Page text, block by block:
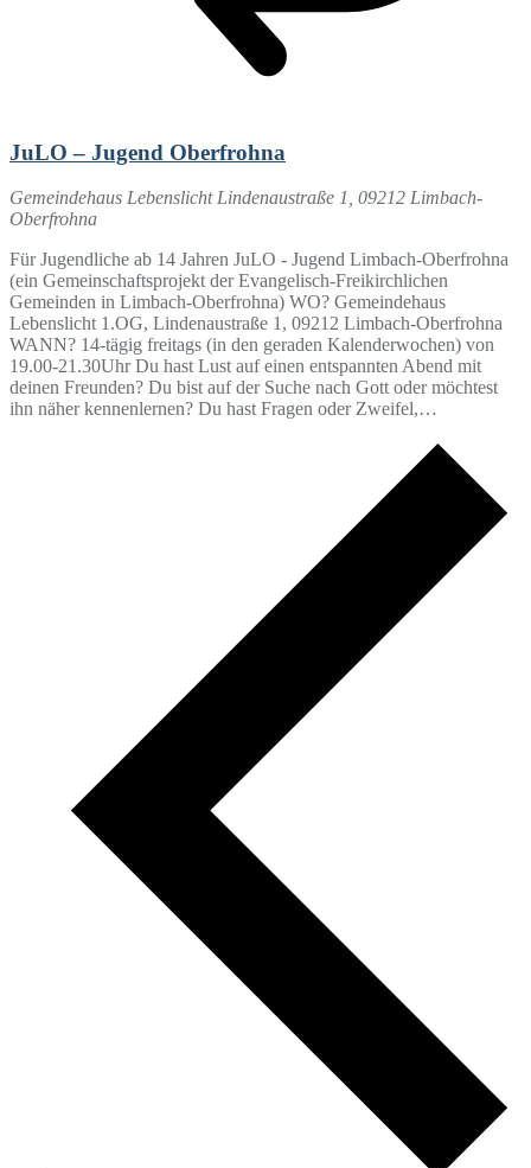
JuLO – Jugend Oberfrohna
Gemeindehaus Lebenslicht Lindenaustraße 1, 09212 Limbach-
Oberfrohna
Für Jugendliche ab 14 Jahren JuLO - Jugend Limbach-Oberfrohna
(ein Gemeinschaftsprojekt der Evangelisch-Freikirchlichen
Gemeinden in Limbach-Oberfrohna) WO? Gemeindehaus
Lebenslicht 1.OG, Lindenaustraße 1, 09212 Limbach-Oberfrohna
WANN? 14-tägig freitags (in den geraden Kalenderwochen) von
19.00-21.30Uhr Du hast Lust auf einen entspannten Abend mit
deinen Freunden? Du bist auf der Suche nach Gott oder möchtest
ihn näher kennenlernen? Du hast Fragen oder Zweifel,…